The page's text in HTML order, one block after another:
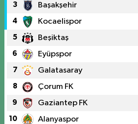
3 Başakşehir
4 Kocaelispor
5 Beşiktaş
6 Eyüpspor
7 Galatasaray
8 Çorum FK
9 Gaziantep FK
10 Alanyaspor